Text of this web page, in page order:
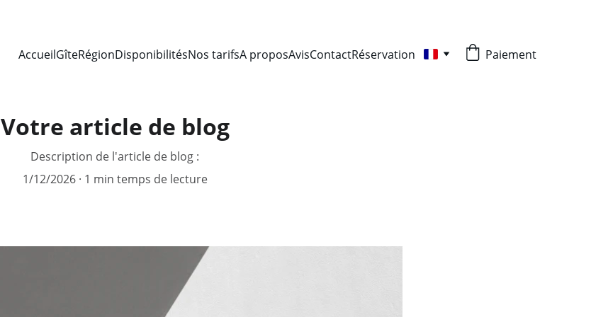
AccueilGîteRégionDisponibilitésNos tarifsA proposAvisContactRéservation Paiement
Votre article de blog
Description de l'article de blog :
1/12/2026
1 min temps de lecture